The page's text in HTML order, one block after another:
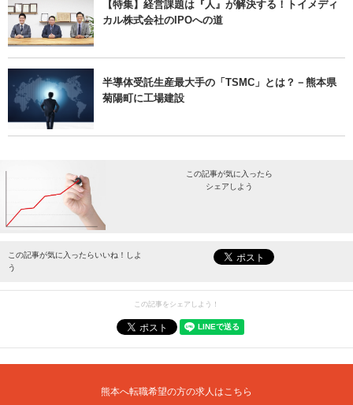
【特集】経営課題は『人』が解決する！トイメディ
カル株式会社のIPOへの道
半導体受託生産最大手の「TSMC」とは？－熊本県
菊陽町に工場建設
この記事が気に入ったら
シェアしよう
最新情報をお届けします。
この記事が気に入ったらいいね！しよ
う
この記事をシェアしよう！
熊本へ転職希望の方の求人はこちら